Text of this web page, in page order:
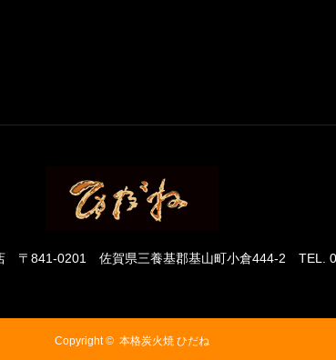
〒841-0201 佐賀県三養基郡基山町小倉444-2 TEL.
Copyright © 本格炭火焼 ひだね